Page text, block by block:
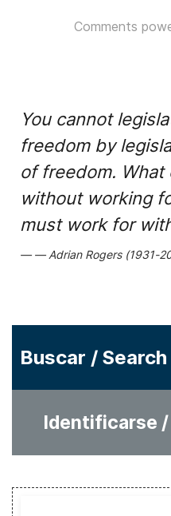
Comments
You cannot
freedom by
of freedom. What
without working
must work for
Adrian Rogers (1931-
Buscar / Search
Identificarse /